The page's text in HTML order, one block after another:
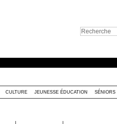
CULTURE JEUNESSE ÉDUCATION SÉNIORS